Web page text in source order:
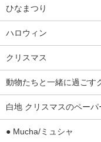
ひなまつり
ハロウィン
クリスマス
動物たちと一緒に過ごす
白地 クリスマスのペー
● Mucha/ミュシャ